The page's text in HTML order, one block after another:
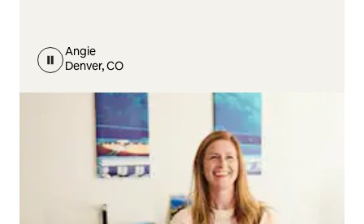
Angie
Denver, CO